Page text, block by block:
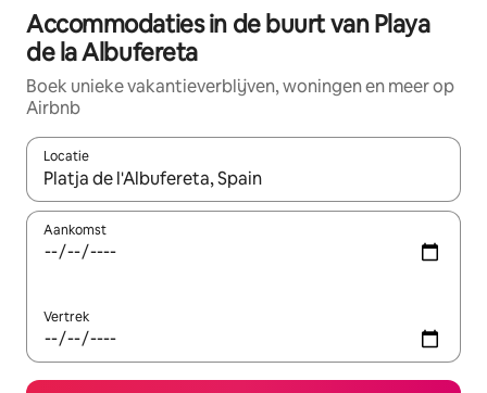
Accommodaties in de buurt van Playa
de la Albufereta
Boek unieke vakantieverblijven, woningen en meer op
Airbnb
Locatie
Wanneer er resultaten beschikbaar zijn, maak je een keuze
Aankomst
Vertrek